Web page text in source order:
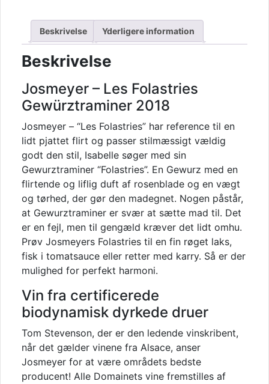
Beskrivelse Yderligere information
Beskrivelse
Josmeyer – Les Folastries
Gewürztraminer 2018
Josmeyer – “Les Folastries” har reference til en
lidt pjattet flirt og passer stilmæssigt vældig
godt den stil, Isabelle søger med sin
Gewurztraminer “Folastries”. En Gewurz med en
flirtende og liflig duft af rosenblade og en vægt
og tørhed, der gør den madegnet. Nogen påstår,
at Gewurztraminer er svær at sætte mad til. Det
er en fejl, men til gengæld kræver det lidt omhu.
Prøv Josmeyers Folastries til en fin røget laks,
fisk i tomatsauce eller retter med karry. Så er der
mulighed for perfekt harmoni.
Vin fra certificerede
biodynamisk dyrkede druer
Tom Stevenson, der er den ledende vinskribent,
når det gælder vinene fra Alsace, anser
Josmeyer for at være områdets bedste
producent! Alle Domainets vine fremstilles af